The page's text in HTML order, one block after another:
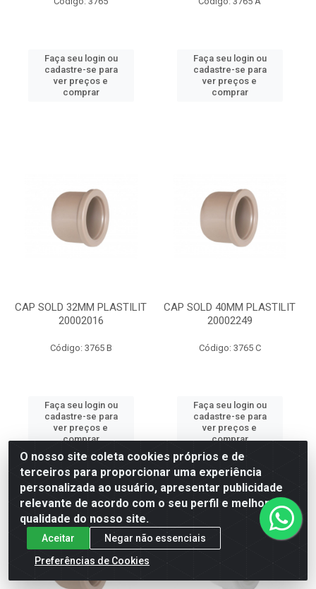
Faça seu login ou
cadastre-se para
ver preços e
comprar
Faça seu login ou
cadastre-se para
ver preços e
comprar
CAP SOLD 32MM PLASTILIT
20002016
Código: 3765 B
Faça seu login ou
cadastre-se para
ver preços e
comprar
CAP SOLD 40MM PLASTILIT
20002249
Código: 3765 C
Faça seu login ou
cadastre-se para
ver preços e
comprar
O nosso site coleta cookies próprios e de
terceiros para proporcionar uma experiência
personalizada ao usuário, apresentar publicidade
relevante de acordo com o seu perfil e melhorar a
qualidade do nosso site.
Aceitar
Negar não essenciais
Preferências de Cookies